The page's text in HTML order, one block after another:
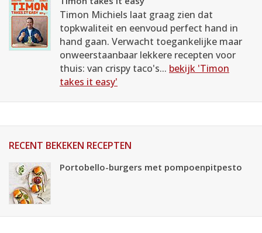
Timon Michiels laat graag zien dat
topkwaliteit en eenvoud perfect hand in
hand gaan. Verwacht toegankelijke maar
onweerstaanbaar lekkere recepten voor
thuis: van crispy taco's... bekijk 'Timon
takes it easy'
RECENT BEKEKEN RECEPTEN
Portobello-burgers met pompoenpitpesto